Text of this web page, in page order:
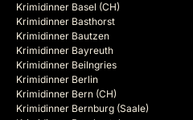
Krimidinner Basel (CH)
Krimidinner Basthorst
Krimidinner Bautzen
Krimidinner Bayreuth
Krimidinner Beilngries
Krimidinner Berlin
Krimidinner Bern (CH)
Krimidinner Bernburg (Saale)